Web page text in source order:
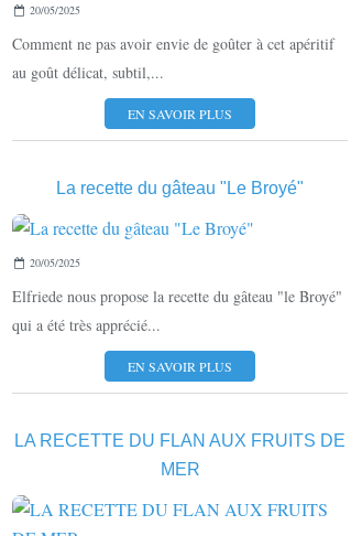
20/05/2025
Comment ne pas avoir envie de goûter à cet apéritif
au goût délicat, subtil,...
EN SAVOIR PLUS
La recette du gâteau "Le Broyé"
20/05/2025
Elfriede nous propose la recette du gâteau "le Broyé"
qui a été très apprécié...
EN SAVOIR PLUS
LA RECETTE DU FLAN AUX FRUITS DE
MER